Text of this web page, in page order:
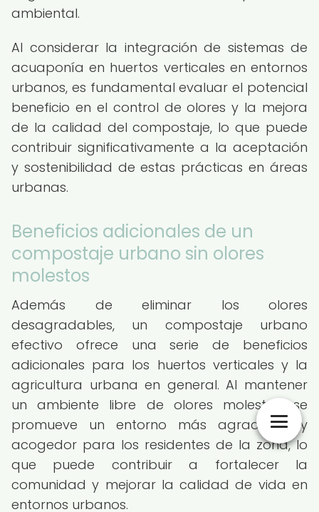
ambiental.
Al considerar la integración de sistemas de
acuaponía en huertos verticales en entornos
urbanos, es fundamental evaluar el potencial
beneficio en el control de olores y la mejora
de la calidad del compostaje, lo que puede
contribuir significativamente a la aceptación
y sostenibilidad de estas prácticas en áreas
urbanas.
Beneficios adicionales de un
compostaje urbano sin olores
molestos
Además de eliminar los olores
desagradables, un compostaje urbano
efectivo ofrece una serie de beneficios
adicionales para los huertos verticales y la
agricultura urbana en general. Al mantener
un ambiente libre de olores molestos, se
promueve un entorno más agradable y
acogedor para los residentes de la zona, lo
que puede contribuir a fortalecer la
comunidad y mejorar la calidad de vida en
entornos urbanos.